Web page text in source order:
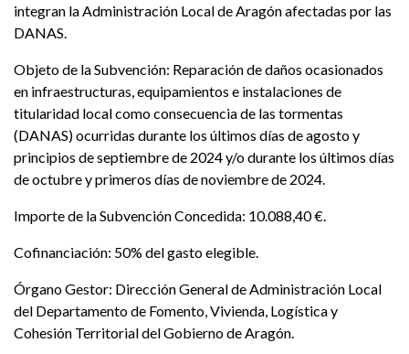
integran la Administración Local de Aragón afectadas por las
DANAS.
Objeto de la Subvención: Reparación de daños ocasionados
en infraestructuras, equipamientos e instalaciones de
titularidad local como consecuencia de las tormentas
(DANAS) ocurridas durante los últimos días de agosto y
principios de septiembre de 2024 y/o durante los últimos días
de octubre y primeros días de noviembre de 2024.
Importe de la Subvención Concedida: 10.088,40 €.
Cofinanciación: 50% del gasto elegible.
Órgano Gestor: Dirección General de Administración Local
del Departamento de Fomento, Vivienda, Logística y
Cohesión Territorial del Gobierno de Aragón.